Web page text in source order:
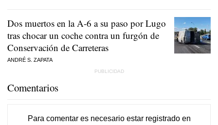
Dos muertos en la A-6 a su paso por Lugo
tras chocar un coche contra un furgón de
Conservación de Carreteras
ANDRÉ S. ZAPATA
Comentarios
Para comentar es necesario estar registradoen